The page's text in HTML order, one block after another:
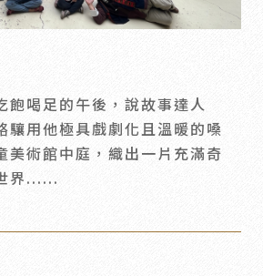
才招募
NAN.CO All rights reserved
Site by 很好設計 Goods Design
飽喝足的午後，說故事達人
驤用他極具戲劇化且溫暖的嗓
美術館中庭，織出一片充滿奇
界......